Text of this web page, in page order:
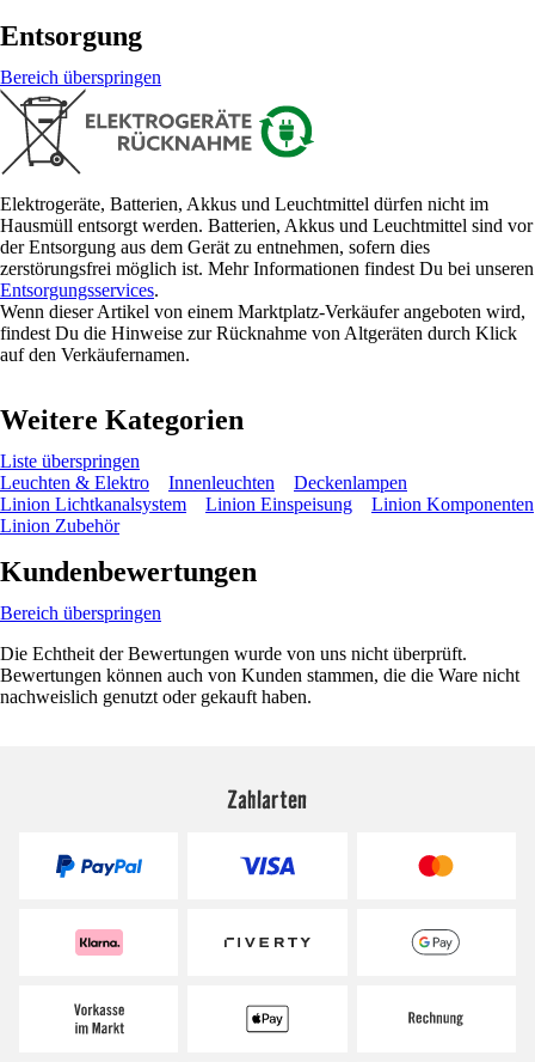
Entsorgung
Bereich überspringen
Elektrogeräte, Batterien, Akkus und Leuchtmittel dürfen nicht im
Hausmüll entsorgt werden. Batterien, Akkus und Leuchtmittel sind vor
der Entsorgung aus dem Gerät zu entnehmen, sofern dies
zerstörungsfrei möglich ist. Mehr Informationen findest Du bei unseren
Entsorgungsservices.
Wenn dieser Artikel von einem Marktplatz-Verkäufer angeboten wird,
findest Du die Hinweise zur Rücknahme von Altgeräten durch Klick
auf den Verkäufernamen.
Weitere Kategorien
Liste überspringen
Leuchten & Elektro
Innenleuchten
Deckenlampen
Linion Lichtkanalsystem
Linion Einspeisung
Linion Komponenten
Linion Zubehör
Kundenbewertungen
Bereich überspringen
Die Echtheit der Bewertungen wurde von uns nicht überprüft.
Bewertungen können auch von Kunden stammen, die die Ware nicht
nachweislich genutzt oder gekauft haben.
Zahlarten